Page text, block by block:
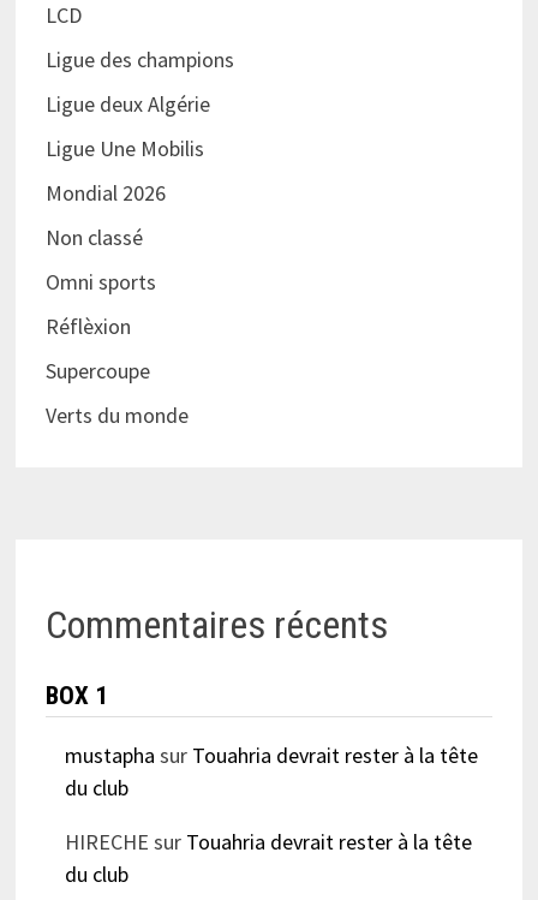
LCD
Ligue des champions
Ligue deux Algérie
Ligue Une Mobilis
Mondial 2026
Non classé
Omni sports
Réflèxion
Supercoupe
Verts du monde
Commentaires récents
BOX 1
mustapha sur Touahria devrait rester à la tête
du club
HIRECHE sur Touahria devrait rester à la tête
du club